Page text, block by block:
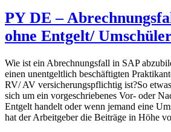
PY DE –
ohne Entgelt/ Umschüler
Wie ist ein Abrechnungsfall in SAP
einen unentgeltlich beschäftigten
RV/ AV versicherungspflichtig ist?So
sich um ein vorgeschriebenes Vor- oder
Entgelt handelt oder wenn jemand eine
hat der Arbeitgeber die Beiträge in Höhe